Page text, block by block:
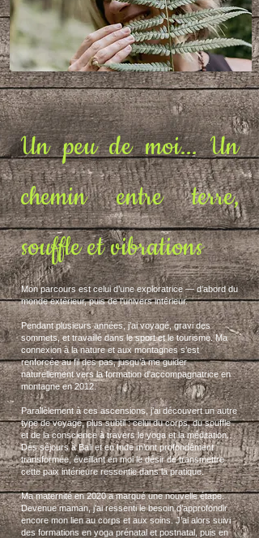
Un peu de moi...Un
chemin entre terre,
souffle et vibrations
Mon parcours est celui d’une exploratrice — d’abord du
monde extérieur, puis de l’univers intérieur.
Pendant plusieurs années, j’ai voyagé, gravi des
sommets, et travaillé dans le sport et le tourisme. Ma
connexion à la nature et aux montagnes s’est
renforcée au fil des pas, jusqu’à me guider
naturellement vers la formation d'accompagnatrice en
montagne en 2012.
Parallèlement à ces ascensions, j’ai découvert un autre
type de voyage, plus subtil : celui du corps, du souffle
et de la conscience à travers le yoga et la méditation.
Des séjours à Bali et en Inde m’ont profondément
transformée, éveillant en moi le désir de transmettre
cette paix intérieure ressentie dans la pratique.
Ma maternité en 2020 a marqué une nouvelle étape.
Devenue maman, j’ai ressenti le besoin d’approfondir
encore mon lien au corps et aux soins. J’ai alors suivi
des formations en yoga prénatal et postnatal, puis en